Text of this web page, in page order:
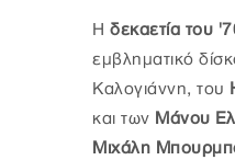
Η δεκαετία του
εμβληματικό
Καλογιάννη, του
και των Μάνου
Μιχάλη